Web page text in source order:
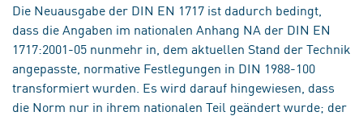
Die Neuausgabe der DIN EN 1717 ist dadurch bedingt,
dass die Angaben im nationalen Anhang NA der DIN EN
1717:2001-05 nunmehr in, dem aktuellen Stand der Technik
angepasste, normative Festlegungen in DIN 1988-100
transformiert wurden. Es wird darauf hingewiesen, dass
die Norm nur in ihrem nationalen Teil geändert wurde; der